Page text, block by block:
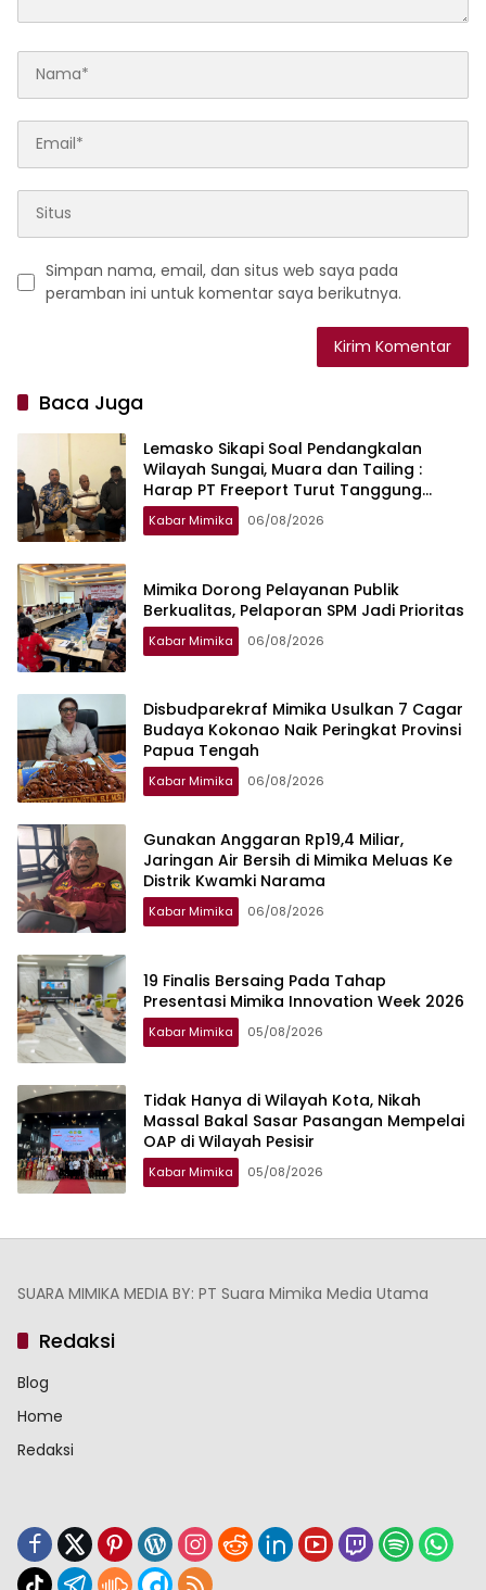
Simpan nama, email, dan situs web saya pada
peramban ini untuk komentar saya berikutnya.
Baca Juga
Lemasko Sikapi Soal Pendangkalan
Wilayah Sungai, Muara dan Tailing :
Harap PT Freeport Turut Tanggung
Jawab Selesaikan Masalah Akses
Masyarakat
Kabar Mimika 06/08/2026
Mimika Dorong Pelayanan Publik
Berkualitas, Pelaporan SPM Jadi Prioritas
Kabar Mimika 06/08/2026
Disbudparekraf Mimika Usulkan 7 Cagar
Budaya Kokonao Naik Peringkat Provinsi
Papua Tengah
Kabar Mimika 06/08/2026
Gunakan Anggaran Rp19,4 Miliar,
Jaringan Air Bersih di Mimika Meluas Ke
Distrik Kwamki Narama
Kabar Mimika 06/08/2026
19 Finalis Bersaing Pada Tahap
Presentasi Mimika Innovation Week 2026
Kabar Mimika 05/08/2026
Tidak Hanya di Wilayah Kota, Nikah
Massal Bakal Sasar Pasangan Mempelai
OAP di Wilayah Pesisir
Kabar Mimika 05/08/2026
SUARA MIMIKA MEDIA BY: PT Suara Mimika Media Utama
Redaksi
Blog
Home
Redaksi